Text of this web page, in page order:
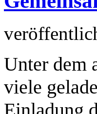
Unter dem
viele